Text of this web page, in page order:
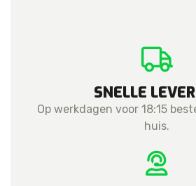
SNELLE
Op werkdagen voor 18:15
huis.